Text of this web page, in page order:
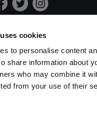
cookies
to personalise content
share information about
who may combine it
from your use of their